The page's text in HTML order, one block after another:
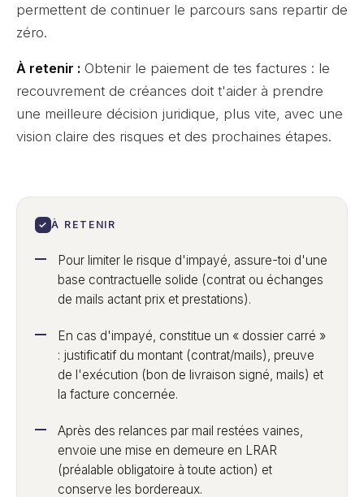
permettent de continuer le parcours sans repartir de
zéro.
À retenir : Obtenir le paiement de tes factures : le
recouvrement de créances doit t'aider à prendre
une meilleure décision juridique, plus vite, avec une
vision claire des risques et des prochaines étapes.
✓ À RETENIR
Pour limiter le risque d'impayé, assure-toi d'une
base contractuelle solide (contrat ou échanges
de mails actant prix et prestations).
En cas d'impayé, constitue un « dossier carré »
: justificatif du montant (contrat/mails), preuve
de l'exécution (bon de livraison signé, mails) et
la facture concernée.
Après des relances par mail restées vaines,
envoie une mise en demeure en LRAR
(préalable obligatoire à toute action) et
conserve les bordereaux.